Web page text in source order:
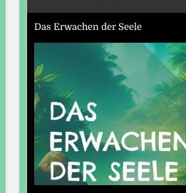
Das Erwachen der Seele